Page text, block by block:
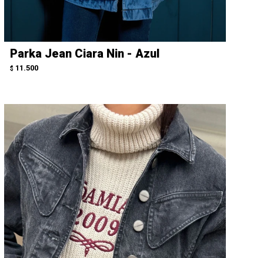
Parka Jean Ciara Nin - Azul
$ 11.500